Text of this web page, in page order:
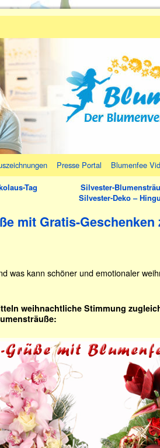
Presse Portal Blumenfee
Tag
Silvester-
Silvester-Deko –
mit Gratis-Geschenken
was kann schöner und emotionaler
weihnachtliche Stimmung